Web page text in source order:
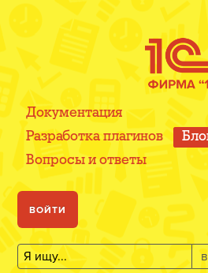
Документация
Разработка плагинов
Вопросы и ответы
ВОЙТИ